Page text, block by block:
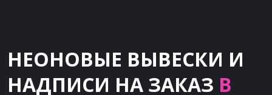
НЕОНОВЫЕ ВЫВЕСКИ И
НАДПИСИ НА ЗАКАЗ В